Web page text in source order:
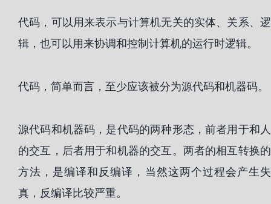
代码，可以用来表示与计算机无关的实体、关系、逻
辑，也可以用来协调和控制计算机的运行时逻辑。
代码，简单而言，至少应该被分为源代码和机器码。
源代码和机器码，是代码的两种形态，前者用于和人
的交互，后者用于和机器的交互。两者的相互转换的
方法，是编译和反编译，当然这两个过程会产生失
真，反编译比较严重。